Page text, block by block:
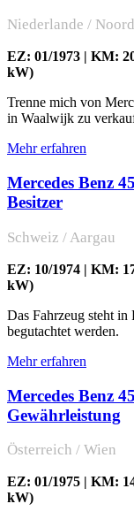
Niederlande /
EZ: 01/1973 | KM:
kW)
Trenne mich von
in Waalwijk zu
Mehr erfahren
Mercedes Benz
Besitzer
Schweiz / Aargau
EZ: 10/1974 | KM:
kW)
Das Fahrzeug steht
begutachtet werden.
Mehr erfahren
Mercedes Benz
Gewährleistung
Österreich / Wien
EZ: 01/1975 | KM:
kW)